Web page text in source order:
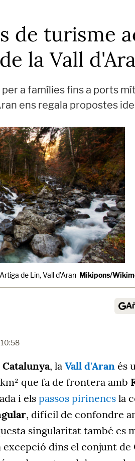
de turisme
la Vall
a famílies fins a ports
ens regala propostes
de Lin, Vall d'Aran Mikipons/
Catalunya, la Vall d'Aran és
que fa de frontera amb
i els passos pirinencs la
, difícil de confondre
singularitat també es
dins el conjunt de